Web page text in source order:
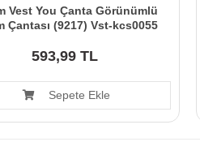
Vest You Çanta Görünümlü
Çantası (9217) Vst-kcs0055
593,99 TL
Sepete Ekle